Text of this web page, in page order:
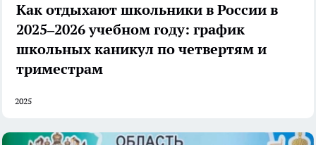
Как отдыхают школьники в России в
2025–2026 учебном году: график
школьных каникул по четвертям и
триместрам
2025